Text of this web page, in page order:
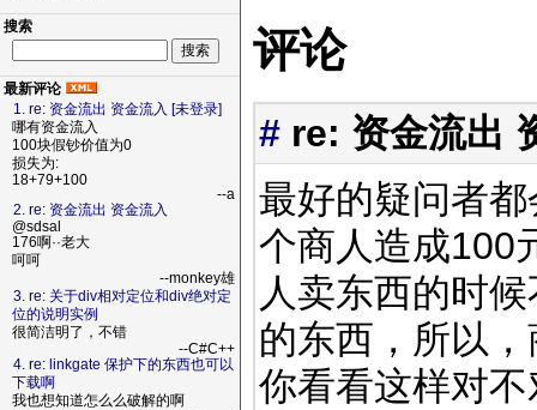
搜索
最新评论
1. re: 资金流出 资金流入 [未登录]
哪有资金流入
100块假钞价值为0
损失为:
18+79+100
--a
2. re: 资金流出 资金流入
@sdsal
176啊··老大
呵呵
--monkey雄
3. re: 关于div相对定位和div绝对定
位的说明实例
很简洁明了，不错
--C#C++
4. re: linkgate 保护下的东西也可以
下载啊
我也想知道怎么么破解的啊
评论
# re: 资金流出
最好的疑问者
个商人造成100
人卖东西的时
的东西，所以
你看看这样对不